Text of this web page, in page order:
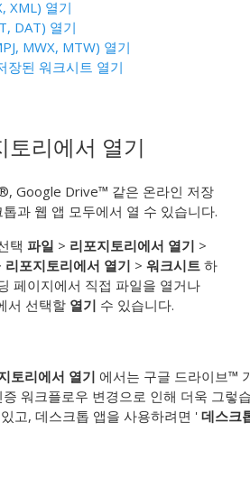
XML) 열기
DAT) 열기
MWX, MTW) 열기
장된 워크시트 열기
토리에서 열기
Google Drive™ 같은 온라인 저장
과 웹 앱 모두에서 열 수 있습니다.
택 파일 > 리포지토리에서 열기 >
리포지토리에서 열기 > 워크시트 하
페이지에서 직접 파일을 열거나
서 선택할 열기 수 있습니다.
토리에서 열기 에서는 구글 드라이브™
증 워크플로우 변경으로 인해 더욱 그렇
고, 데스크톱 앱을 사용하려면 ' 데스크